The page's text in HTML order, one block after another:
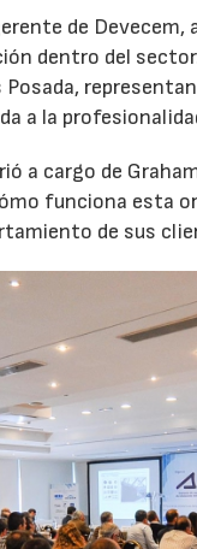
de
dentro del
a la
a cargo de
funciona esta
de sus